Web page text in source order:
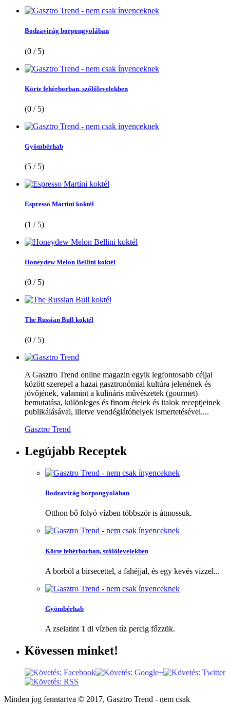
Bodzavirág borpongyolában
(0 / 5)
Körte fehérborban, szőlőlevelekben
(0 / 5)
Gyömbérhab
(5 / 5)
Espresso Martini koktél
(1 / 5)
Honeydew Melon Bellini koktél
(0 / 5)
The Russian Bull koktél
(0 / 5)
A Gasztro Trend online magazin egyik legfontosabb céljai
között szerepel a hazai gasztronómiai kultúra jelenének és
jövőjének, valamint a kulináris művészetek (gourmet)
bemutatása, különleges és finom ételek és italok receptjeinek
publikálásával, illetve vendéglátóhelyek ismertetésével....
Gasztro Trend
Legújabb Receptek
Bodzavirág borpongyolában
Otthon bő folyó vízben többször is átmossuk.
Körte fehérborban, szőlőlevelekben
A borból a birsecettel, a fahéjjal, és egy kevés vízzel...
Gyömbérhab
A zselatint 1 dl vízben tíz percig főzzük.
Kövessen minket!
Minden jog fenntartva © 2017, Gasztro Trend - nem csak